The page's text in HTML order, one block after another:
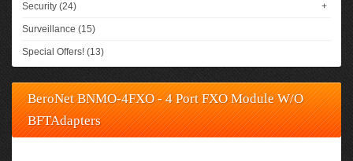
Security (24) +
Surveillance (15)
Special Offers! (13)
BeroNet BNMO-4FXO - 4 Port FXO Module W/O
BFTAdapters